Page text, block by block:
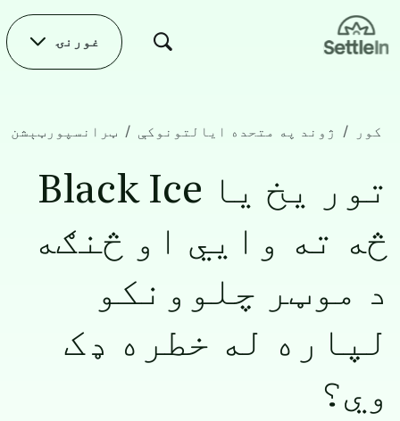
Skip to main content
غورنۍ
کور ژوند په متحده ایالتونوکې ټرانسپورټېشن
تور یخ یا Black Ice
څه ته وایي او څنګه
د موټر چلوونکو
لپاره له خطره ډک
وي؟